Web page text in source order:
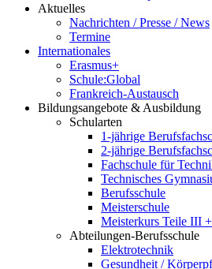
Aktuelles
Nachrichten / Presse / News
Termine
Internationales
Erasmus+
Schule:Global
Frankreich-Austausch
Bildungsangebote & Ausbildung
Schularten
1-jährige
2-jährige
Fachschule für
Technisches
Berufsschule
Meisterschule
Meisterkurs Teile III
Abteilungen-Berufsschule
Elektrotechnik
Gesundheit /